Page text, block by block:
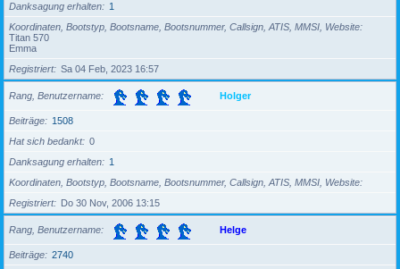
Danksagung erhalten
1
Koordinaten, Bootstyp, Bootsname, Bootsnummer, Callsign, ATIS, MMSI, Website
Titan 570
Emma
Registriert
Sa 04 Feb, 2023 16:57
Rang, Benutzername Holger
Beiträge
1508
Hat sich bedankt
0
Danksagung erhalten
1
Koordinaten, Bootstyp, Bootsname, Bootsnummer, Callsign, ATIS, MMSI, Website
Registriert
Do 30 Nov, 2006 13:15
Rang, Benutzername Helge
Beiträge
2740